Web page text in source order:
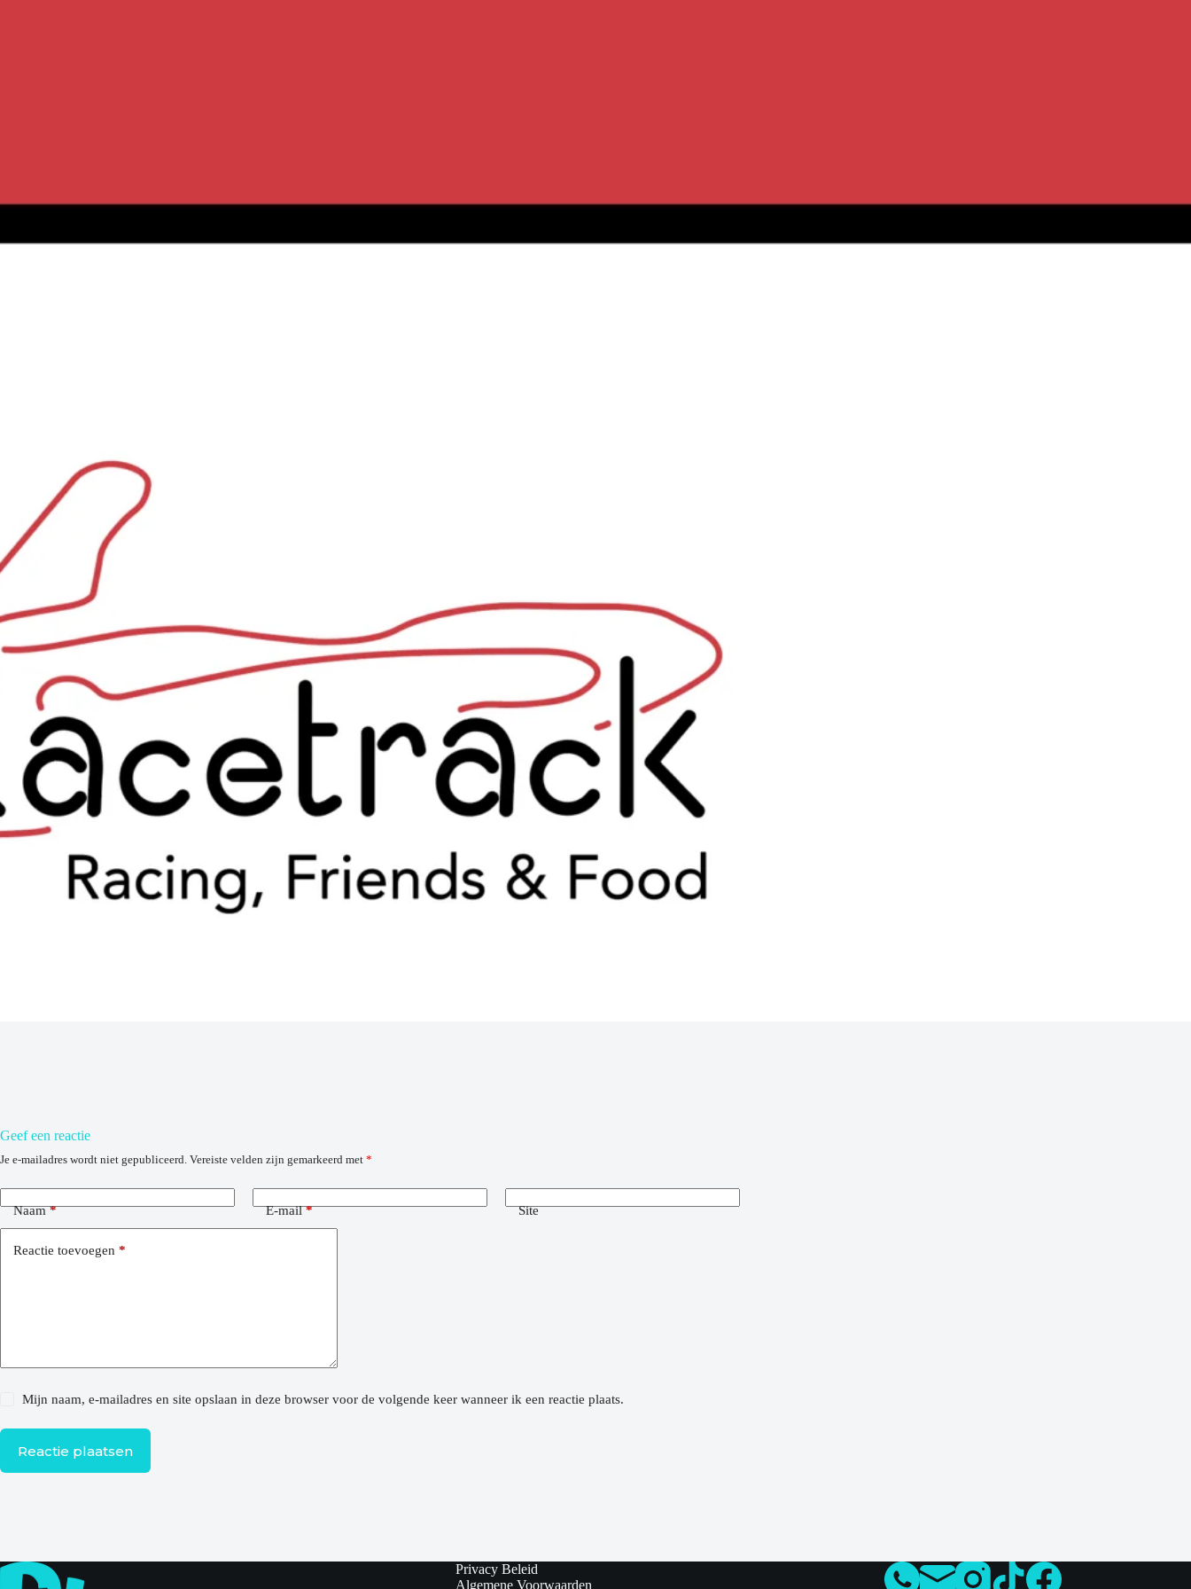
Geef een reactie
Je e-mailadres wordt niet gepubliceerd. Vereiste velden zijn gemarkeerd met *
Naam* E-mail* Site
Reactie toevoegen *
Mijn naam, e-mailadres en site opslaan in deze browser voor de volgende keer wanneer ik een reactie plaats.
Reactie plaatsen
Privacy Beleid
Algemene Voorwaarden